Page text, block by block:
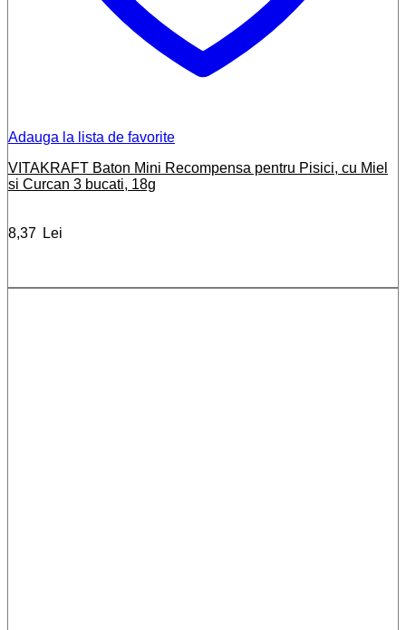
Adauga la lista de favorite
VITAKRAFT Baton Mini Recompensa pentru Pisici, cu Miel
si Curcan 3 bucati, 18g
8,37 Lei